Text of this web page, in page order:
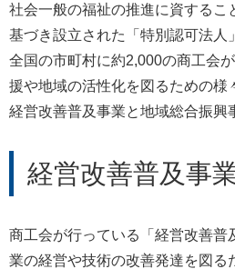
社会一般の福祉の推進に資するこ
基づき設立された「特別認可法人
全国の市町村に約2,000の商工会
援や地域の活性化を図るための様
経営改善普及事業と地域総合振興
経営改善普及事
商工会が行っている「経営改善普
業の経営や技術の改善発達を図る